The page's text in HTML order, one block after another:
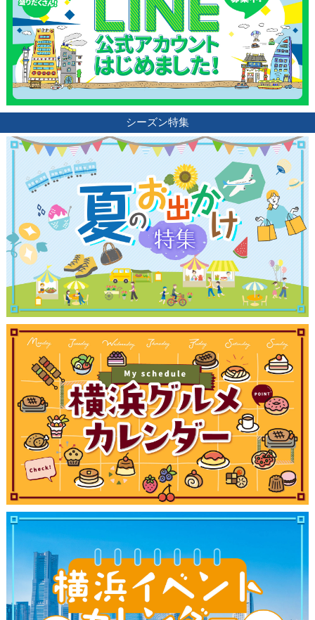
シーズン特集
観光ガイド
ランキング
サイトについて